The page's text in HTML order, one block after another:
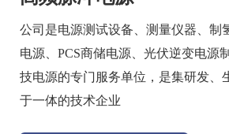
公司是电源测试设备、测量仪器、制
电源、PCS商储电源、光伏逆变电源
技电源的专门服务单位，是集研发、
于一体的技术企业